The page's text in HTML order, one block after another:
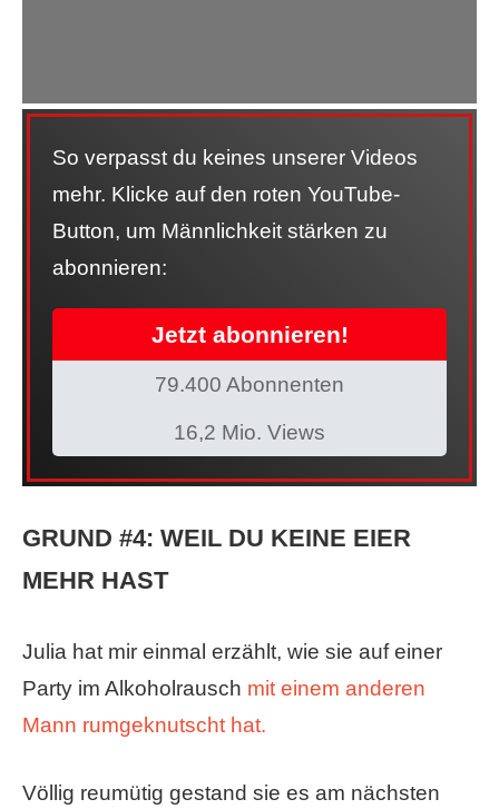
So verpasst du keines unserer Videos
mehr. Klicke auf den roten YouTube-
Button, um Männlichkeit stärken zu
abonnieren:
Jetzt abonnieren!
79.400 Abonnenten
16,2 Mio. Views
GRUND #4: WEIL DU KEINE EIER
MEHR HAST
Julia hat mir einmal erzählt, wie sie auf einer
Party im Alkoholrausch mit einem anderen
Mann rumgeknutscht hat.
Völlig reumütig gestand sie es am nächsten